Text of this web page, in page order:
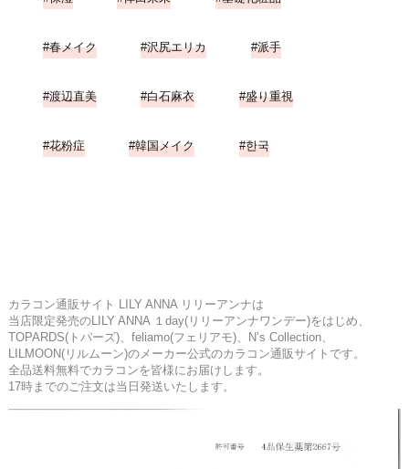
春メイク 沢尻エリカ 派手
渡辺直美 白石麻衣 盛り重視
花粉症 韓国メイク 한국
カラコン通販サイト LILY ANNA リリーアンナは
当店限定発売のLILY ANNA １day(リリーアンナワンデー)をはじめ、
TOPARDS(トパーズ)、feliamo(フェリアモ)、N’s Collection、
LILMOON(リルムーン)のメーカー公式のカラコン通販サイトです。
全品送料無料でカラコンを皆様にお届けします。
17時までのご注文は当日発送いたします。